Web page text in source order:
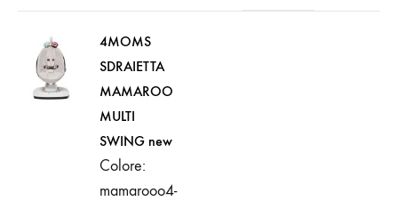
4MOMS
SDRAIETTA
MAMAROO
MULTI
SWING new
Colore:
mamarooo4-